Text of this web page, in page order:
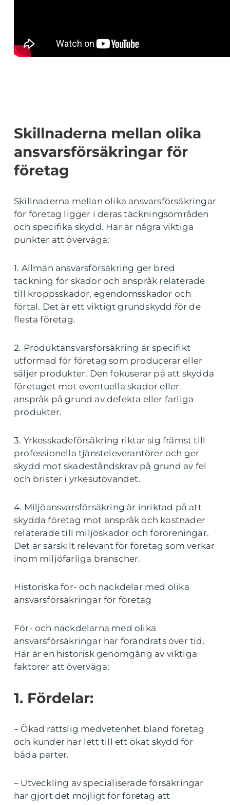
Skillnaderna mellan olika
ansvarsförsäkringar för
företag
Skillnaderna mellan olika ansvarsförsäkringar
för företag ligger i deras täckningsområden
och specifika skydd. Här är några viktiga
punkter att överväga:
1. Allmän ansvarsförsäkring ger bred
täckning för skador och anspråk relaterade
till kroppsskador, egendomsskador och
förtal. Det är ett viktigt grundskydd för de
flesta företag.
2. Produktansvarsförsäkring är specifikt
utformad för företag som producerar eller
säljer produkter. Den fokuserar på att skydda
företaget mot eventuella skador eller
anspråk på grund av defekta eller farliga
produkter.
3. Yrkesskadeförsäkring riktar sig främst till
professionella tjänsteleverantörer och ger
skydd mot skadeståndskrav på grund av fel
och brister i yrkesutövandet.
4. Miljöansvarsförsäkring är inriktad på att
skydda företag mot anspråk och kostnader
relaterade till miljöskador och föroreningar.
Det är särskilt relevant för företag som verkar
inom miljöfarliga branscher.
Historiska för- och nackdelar med olika
ansvarsförsäkringar för företag
För- och nackdelarna med olika
ansvarsförsäkringar har förändrats över tid.
Här är en historisk genomgång av viktiga
faktorer att överväga:
1. Fördelar:
– Ökad rättslig medvetenhet bland företag
och kunder har lett till ett ökat skydd för
båda parter.
– Utveckling av specialiserade försäkringar
har gjort det möjligt för företag att